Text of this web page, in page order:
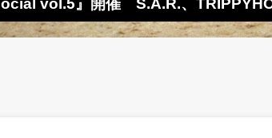
vol.5』開催 S.A.R.、